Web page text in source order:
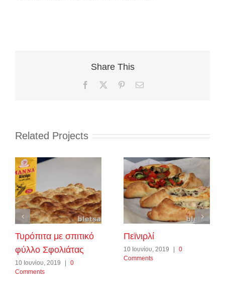
Share This
Facebook PinterestEmail
Related Projects
Τυρόπιτα με σπιτικό
φύλλο Σφολιάτας
10 Ιουνίου, 2019 |
0
Comments
Πεϊνιρλί
10 Ιουνίου, 2019 |
0
Comments